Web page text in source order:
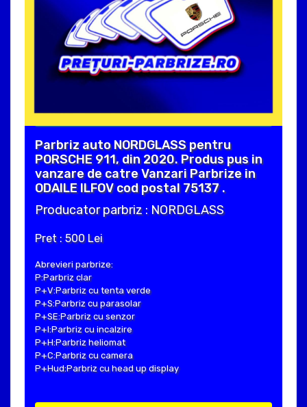
Parbriz auto NORDGLASS pentru
PORSCHE 911, din 2020. Produs pus in
vanzare de catre Vanzari Parbrize in
ODAILE ILFOV cod postal 75137 .
Producator parbriz : NORDGLASS
Pret : 500 Lei
Abrevieri parbrize:
P:Parbriz clar
P+V:Parbriz cu tenta verde
P+S:Parbriz cu parasolar
P+SE:Parbriz cu senzor
P+I:Parbriz cu incalzire
P+H:Parbriz heliomat
P+C:Parbriz cu camera
P+Hud:Parbriz cu head up display